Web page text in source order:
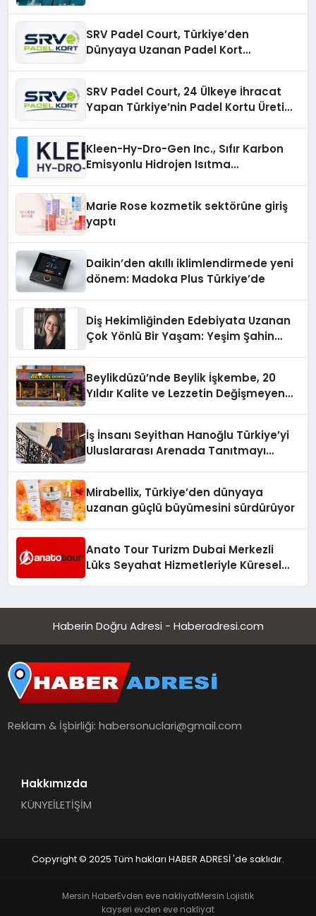
SRV Padel Court, Türkiye’den
Dünyaya Uzanan Padel Kort
SRV Padel Court, 24 Ülkeye İhracat
Yapan Türkiye’nin Padel Kortu Üretim
Kleen-Hy-Dro-Gen Inc., Sıfır Karbon
Emisyonlu Hidrojen Isıtma
Marie Rose kozmetik sektörüne giriş
yaptı
Daikin’den akıllı iklimlendirmede yeni
dönem: Madoka Plus Türkiye’de
Diş Hekimliğinden Edebiyata Uzanan
Çok Yönlü Bir Yaşam: Yeşim Şahin
Beylikdüzü’nde Beylik İşkembe, 20
Yıldır Kalite ve Lezzetin Değişmeyen
İş İnsanı Seyithan Hanoğlu Türkiye’yi
Uluslararası Arenada Tanıtmayı
Mirabellix, Türkiye’den dünyaya
uzanan güçlü büyümesini sürdürüyor
Anato Tour Turizm Dubai Merkezli
Lüks Seyahat Hizmetleriyle Küresel
Haberin Doğru Adresi - Haberadresi.com
Reklam & İşbirliği:habersonuclari@gmail.com
Hakkımızda
KÜNYEİLETİŞİM
Copyright © 2025 Tüm hakları HABER ADRESİ 'de saklıdır.
Mersin HaberEvden eve nakliyatMersin Lojistik
kayseri evden eve nakliyat